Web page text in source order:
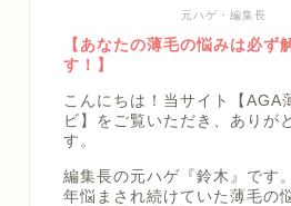
元ハゲ・編集長
【あなたの薄毛の悩みは必ず
す！】
こんにちは！当サイト【AGA
ビ】をご覧いただき、ありが
す。
編集長の元ハゲ『鈴木』です
年悩まされ続けていた薄毛の